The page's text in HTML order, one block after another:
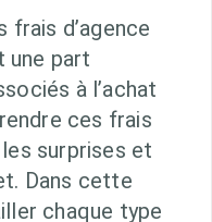
d’agence
une part
à l’achat
ces frais
surprises et
Dans cette
chaque type